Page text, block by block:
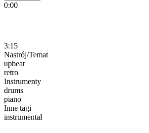
0:00
3:15
Nastrój/Temat
upbeat
retro
Instrumenty
drums
piano
Inne tagi
instrumental